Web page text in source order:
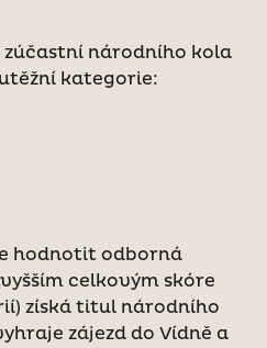
zúčastní národního kola
kategorie:
hodnotit odborná
celkovým skóre
získá titul národního
zájezd do Vídně a